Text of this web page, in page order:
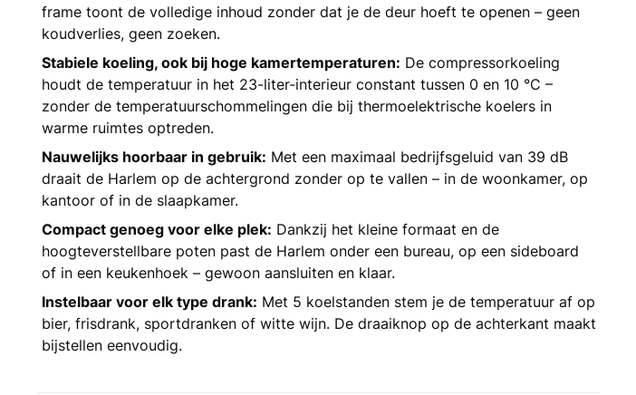
frame toont de volledige inhoud zonder dat je de deur hoeft te openen – geen
koudverlies, geen zoeken.
Stabiele koeling, ook bij hoge kamertemperaturen: De compressorkoeling
houdt de temperatuur in het 23-liter-interieur constant tussen 0 en 10 °C –
zonder de temperatuurschommelingen die bij thermoelektrische koelers in
warme ruimtes optreden.
Nauwelijks hoorbaar in gebruik: Met een maximaal bedrijfsgeluid van 39 dB
draait de Harlem op de achtergrond zonder op te vallen – in de woonkamer, op
kantoor of in de slaapkamer.
Compact genoeg voor elke plek: Dankzij het kleine formaat en de
hoogteverstellbare poten past de Harlem onder een bureau, op een sideboard
of in een keukenhoek – gewoon aansluiten en klaar.
Instelbaar voor elk type drank: Met 5 koelstanden stem je de temperatuur af op
bier, frisdrank, sportdranken of witte wijn. De draaiknop op de achterkant maakt
bijstellen eenvoudig.